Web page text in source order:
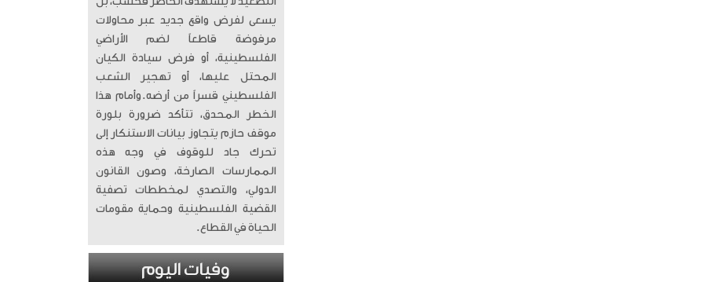
يسعى لفرض واقع جديد عبر محاولات
مرفوضة قاطعاً لضم الأراضي
الفلسطينية، أو فرض سيادة الكيان
المحتل عليها، أو تهجير الشعب
الفلسطيني قسراً من أرضه. ​وأمام هذا
الخطر المحدق، تتأكد ضرورة بلورة
موقف حازم يتجاوز بيانات الاستنكار إلى
تحرك جاد للوقوف في وجه هذه
الممارسات الصارخة، وصون القانون
الدولي، والتصدي لمخططات تصفية
القضية الفلسطينية وحماية مقومات
الحياة في القطاع.